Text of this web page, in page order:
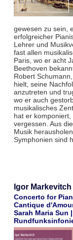
gewesen zu sein,
erfolgreicher
Lehrer und
fast allen
Paris, wo er acht
Beethoven
Robert
hielt, seine
anzutreten und
wo er auch
musikalisches
hat er
vergessen. Aus
Musik
Symphonien sind
Igor Markevitch
Concerto for
Cantique
Sarah Maria Sun